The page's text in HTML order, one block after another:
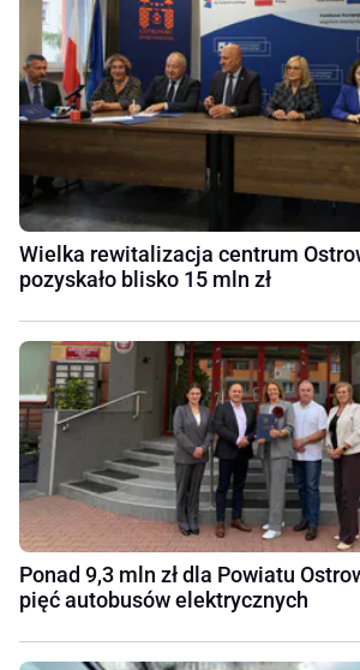
Wielka rewitalizacja centrum
pozyskało blisko 15 mln zł
Ponad 9,3 mln zł dla Powiatu
pięć autobusów elektrycznych